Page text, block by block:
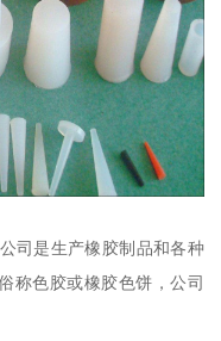
司是生产橡胶制品和各种
称色胶或橡胶色饼，公司